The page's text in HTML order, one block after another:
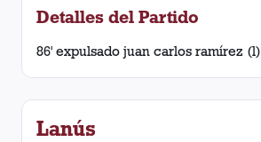
Detalles del Partido
86' expulsado juan carlos ramírez (l)
Lanús